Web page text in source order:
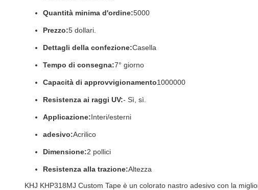
Quantità minima d'ordine:5000
Prezzo:5 dollari.
Dettagli della confezione:Casella
Tempo di consegna:7° giorno
Capacità di approvvigionamento1000000
Resistenza ai raggi UV:- Sì, sì.
Applicazione:Interi/esterni
adesivo:Acrilico
Dimensione:2 pollici
Resistenza alla trazione:Altezza
KHJ KHP318MJ Custom Tape è un colorato nastro adesivo con la